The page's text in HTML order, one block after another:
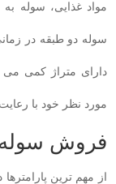
مواد غذایی، سوله
سوله دو طبقه در
دارای متراژ کمی
مورد نظر خود با
فروش سوله
از مهم ترین